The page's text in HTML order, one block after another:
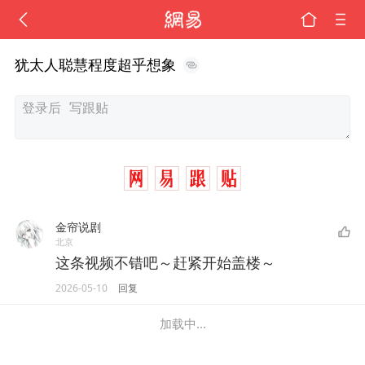
犹太人聪慧程度超乎想象
金帘说剧
北京
这条视频不错吧～赶紧开始盖楼～
2026-05-10 回复
加载中...